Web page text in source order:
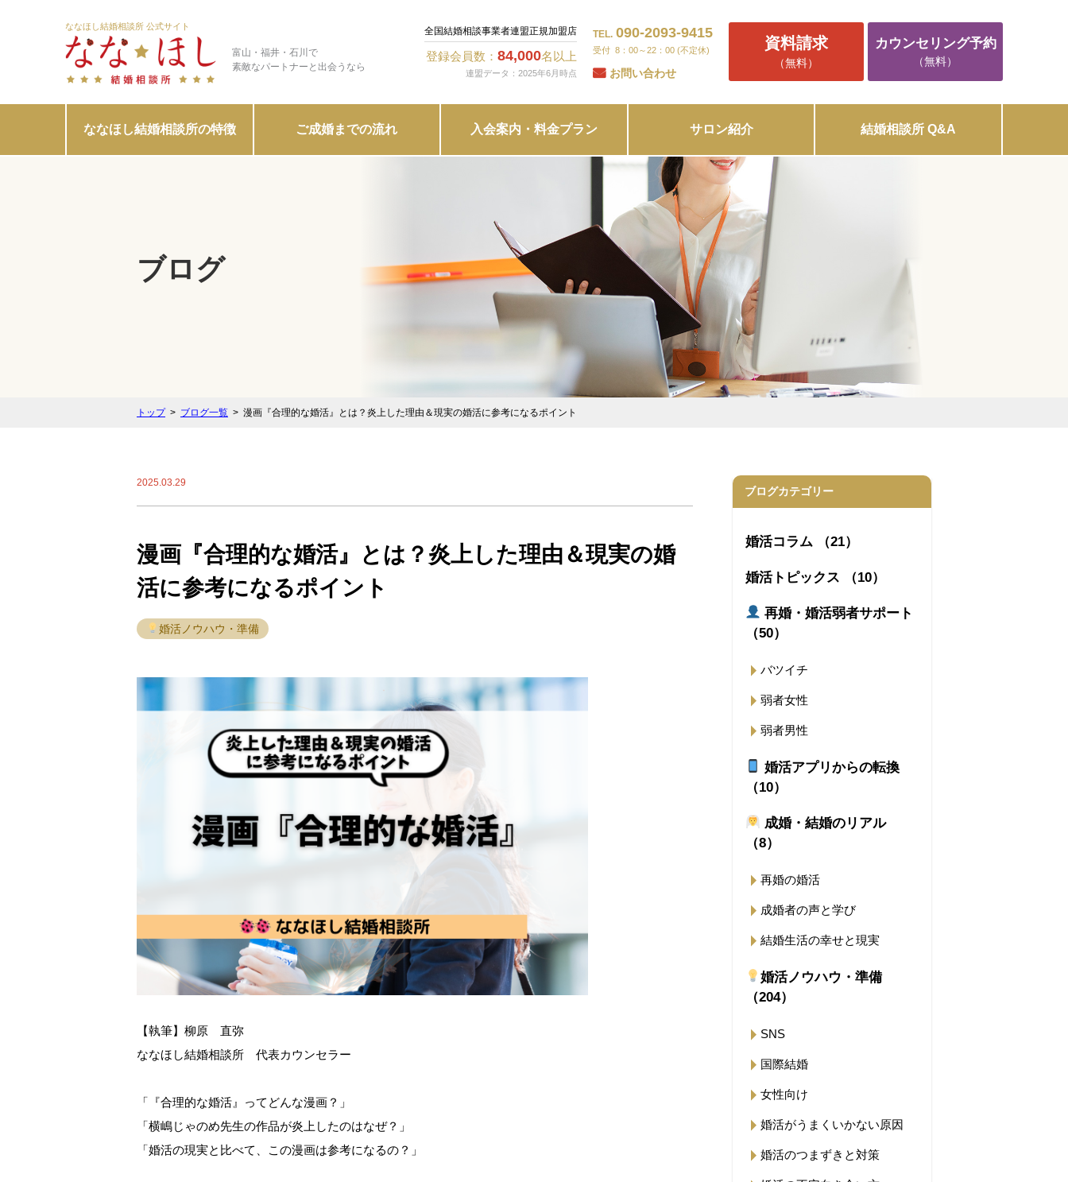
ななほし結婚相談所 公式サイト
富山・福井・石川で
素敵なパートナーと出会うなら
全国結婚相談事業者連盟正規加盟店
登録会員数： 84,000名以上
連盟データ：2025年6月時点
TEL. 090-2093-9415
8：00～22：00 (不定休)
お問い合わせ
資料請求
（無料）
カウンセリング予約
（無料）
ななほし結婚相談所の特徴 ご成婚までの流れ 入会案内・料金プラン サロン紹介 結婚相談所 Q&A
ブログ
トップ ブログ一覧 漫画『合理的な婚活』とは？炎上した理由＆現実の婚活に参考になるポイント
2025.03.29
漫画『合理的な婚活』とは？炎上した理由＆現実の婚
活に参考になるポイント
婚活ノウハウ・準備
【執筆】柳原 直弥
ななほし結婚相談所 代表カウンセラー
「『合理的な婚活』ってどんな漫画？」
「横嶋じゃのめ先生の作品が炎上したのはなぜ？」
「婚活の現実と比べて、この漫画は参考になるの？」
ブログカテゴリー
婚活コラム （21）
婚活トピックス （10）
再婚・婚活弱者サポート
（50）
バツイチ
弱者女性
弱者男性
婚活アプリからの転換
（10）
成婚・結婚のリアル
（8）
再婚の婚活
成婚者の声と学び
結婚生活の幸せと現実
婚活ノウハウ・準備
（204）
SNS
国際結婚
女性向け
婚活がうまくいかない原因
婚活のつまずきと対策